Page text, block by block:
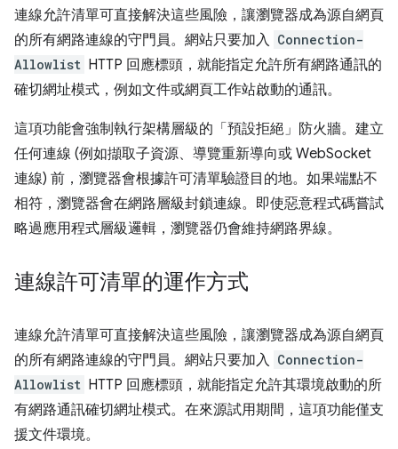
連線允許清單可直接解決這些風險，讓瀏覽器成為源自網頁
的所有網路連線的守門員。網站只要加入 Connection-
Allowlist HTTP 回應標頭，就能指定允許所有網路通訊的
確切網址模式，例如文件或網頁工作站啟動的通訊。
這項功能會強制執行架構層級的「預設拒絕」防火牆。建立
任何連線 (例如擷取子資源、導覽重新導向或 WebSocket
連線) 前，瀏覽器會根據許可清單驗證目的地。如果端點不
相符，瀏覽器會在網路層級封鎖連線。即使惡意程式碼嘗試
略過應用程式層級邏輯，瀏覽器仍會維持網路界線。
連線許可清單的運作方式
連線允許清單可直接解決這些風險，讓瀏覽器成為源自網頁
的所有網路連線的守門員。網站只要加入 Connection-
Allowlist HTTP 回應標頭，就能指定允許其環境啟動的所
有網路通訊確切網址模式。在來源試用期間，這項功能僅支
援文件環境。